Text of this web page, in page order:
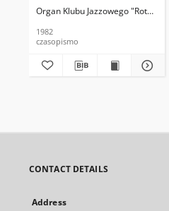
Organ Klubu Jazzowego "Rotunda"
1982
czasopismo
CONTACT DETAILS
Address